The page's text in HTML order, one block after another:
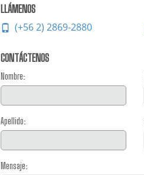
LLÁMENOS
(+56 2) 2869-2880
CONTÁCTENOS
Nombre:
Apellido:
Mensaje: